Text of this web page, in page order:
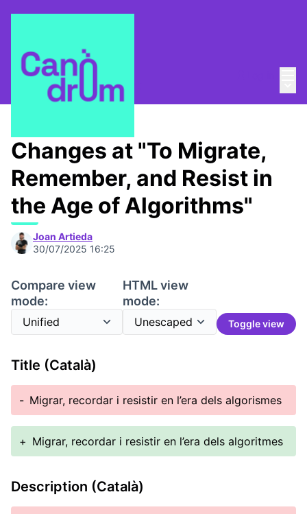
/ Canòdrom Obert
Changes at "To Migrate,
Remember, and Resist in
the Age of Algorithms"
Joan Artieda
30/07/2025 16:25
Compare view
mode:
HTML view
mode:
Toggle view
Title (Català)
- Migrar, recordar i resistir en l’era dels algorismes
+ Migrar, recordar i resistir en l’era dels algoritmes
Description (Català)